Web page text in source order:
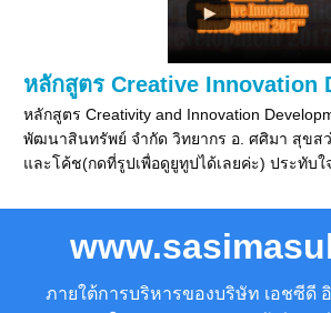
หลักสูตร Creative Innovation
หลักสูตร Creativity and Innovation
พัฒนาสินทรัพย์ จำกัด วิทยากร อ. ศศิมา สุขส
และโค้ช(กดที่รูปเพื่อดูยูทูปได้เลยค่ะ) ประทับใ
ภายใต้การบริหารของบริษัท เอชซีดี